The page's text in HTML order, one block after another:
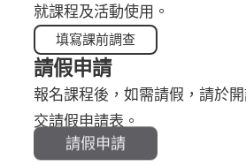
就課程及活動使用。
填寫課前調查
請假申請
報名課程後，如需請假，請於
交請假申請表。
請假申請